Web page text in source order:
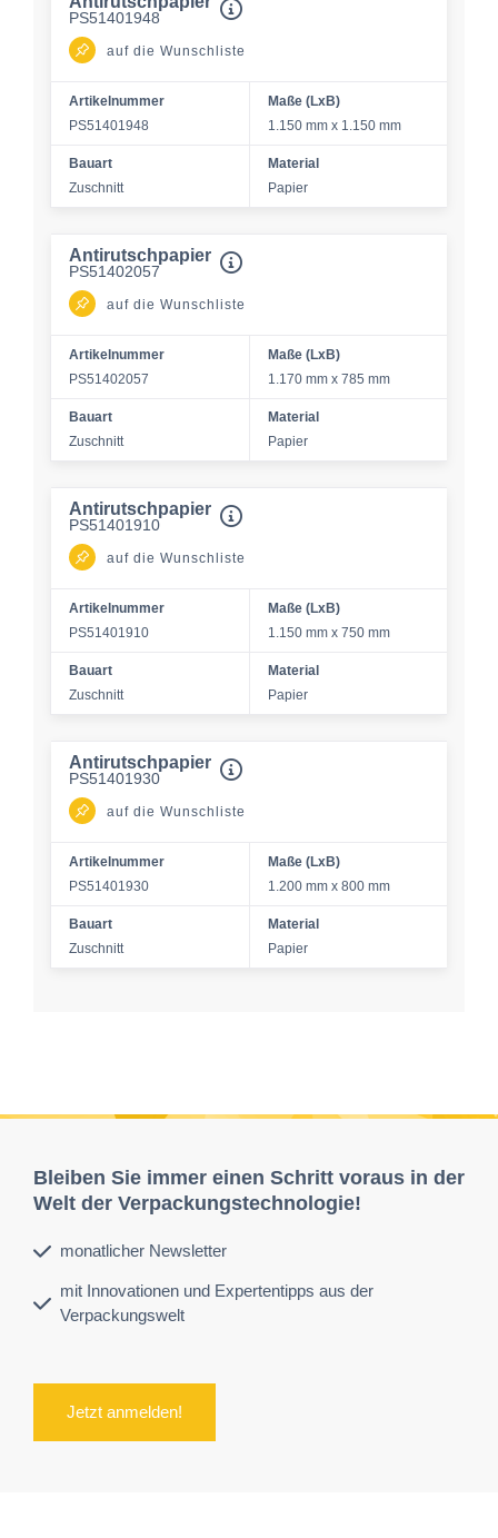
PS51401948
auf die Wunschliste
Artikelnummer
PS51401948
Maße (LxB)
1.150 mm x 1.150 mm
Bauart
Zuschnitt
Material
Papier
Antirutschpapier
PS51402057
auf die Wunschliste
Artikelnummer
PS51402057
Maße (LxB)
1.170 mm x 785 mm
Bauart
Zuschnitt
Material
Papier
Antirutschpapier
PS51401910
auf die Wunschliste
Artikelnummer
PS51401910
Maße (LxB)
1.150 mm x 750 mm
Bauart
Zuschnitt
Material
Papier
Antirutschpapier
PS51401930
auf die Wunschliste
Artikelnummer
PS51401930
Maße (LxB)
1.200 mm x 800 mm
Bauart
Zuschnitt
Material
Papier
Bleiben Sie immer einen Schritt voraus in der
Welt der Verpackungstechnologie!
monatlicher Newsletter
mit Innovationen und Expertentipps aus der
Verpackungswelt
Jetzt anmelden!